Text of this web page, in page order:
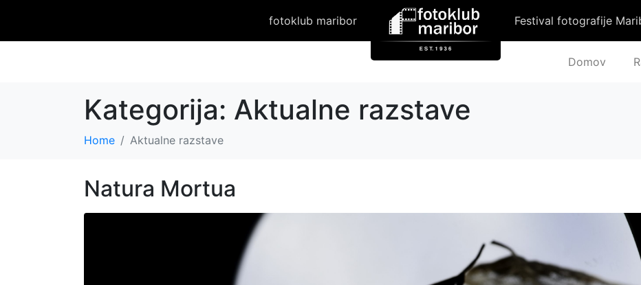
fotoklub maribor Festival fotografije
Domov
Kategorija: Aktualne razstave
Home Aktualne razstave
Natura Mortua